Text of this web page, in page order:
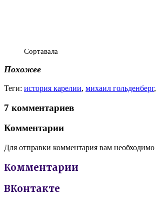
Сортавала
Похожее
Теги: история карелии, михаил гольденберг,
7 комментариев
Комментарии
Для отправки комментария вам необходимо
Комментарии
ВКонтакте